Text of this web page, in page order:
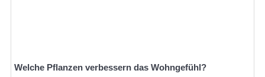
Welche Pflanzen verbessern das Wohngefühl?